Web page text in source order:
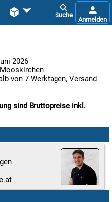
 
2026
von 7 Werktagen, Versand
sind Bruttopreise inkl.